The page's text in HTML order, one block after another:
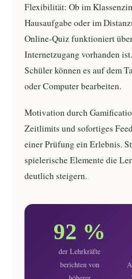
Flexibilität: Ob im
Hausaufgabe oder im
Online-Quiz funktioniert
Internetzugang vorhanden
Schüler können es auf dem
oder Computer bearbeiten.
Motivation durch
Zeitlimits und sofortiges
einer Prüfung ein Erlebnis.
spielerische Elemente die
deutlich steigern.
92 %
der Lehrkräfte
berichten von